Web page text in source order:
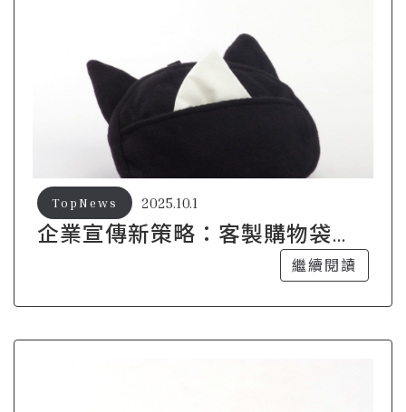
企業宣傳新策略：客製購物袋如
2025.10.1
TopNews
繼續閱讀